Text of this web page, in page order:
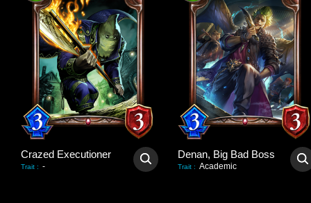
Crazed Executioner
Trait : -
Denan, Big Bad Boss
Trait : Academic